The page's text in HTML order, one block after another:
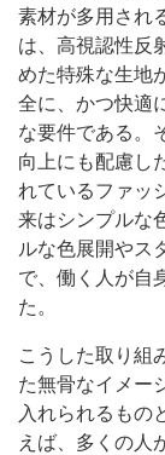
素材が多用され
は、高視認性反
めた特殊な生地
全に、かつ快適
な要件である。
向上にも配慮し
れているファッ
来はシンプルな
ルな色展開やス
で、働く人が自
た。
こうした取り組
た無骨なイメー
入れられるもの
えば、多くの人